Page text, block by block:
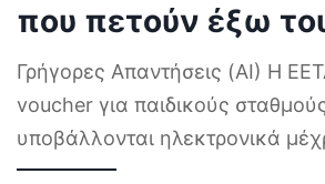
που πετούν έξω
Γρήγορες Απαντήσεις (AI) Η
voucher για παιδικούς
υποβάλλονται ηλεκτρονικά